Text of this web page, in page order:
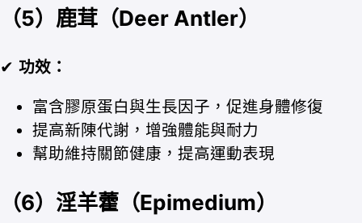
（5）鹿茸（Deer Antler）
✔ 功效：
富含膠原蛋白與生長因子，促進身體修復
提高新陳代謝，增強體能與耐力
幫助維持關節健康，提高運動表現
（6）淫羊藿（Epimedium）